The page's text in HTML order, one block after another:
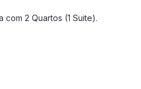
com 2 Quartos (1 Suite).